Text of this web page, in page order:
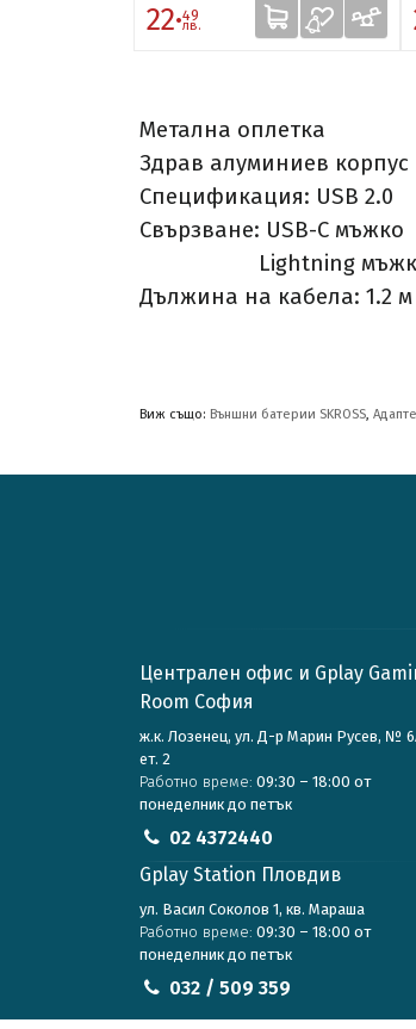
22·49
лв.
Метална оплетка
Здрав алуминиев корпус
Спецификация: USB 2.0
Свързване: USB-C мъжко
Lightning
Дължина на кабела: 1.2 м
Виж също: Външни батерии SKROSS,
Централен офис и Gplay
Room София
ж.к. Лозенец, ул. Д-р Марин Русев, №
ет. 2
Работно време: 09:30 – 18:00 от
понеделник до петък
02 4372440
Gplay Station Пловдив
ул. Васил Соколов 1, кв. Мараша
Работно време: 09:30 – 18:00 от
понеделник до петък
032 / 509 359